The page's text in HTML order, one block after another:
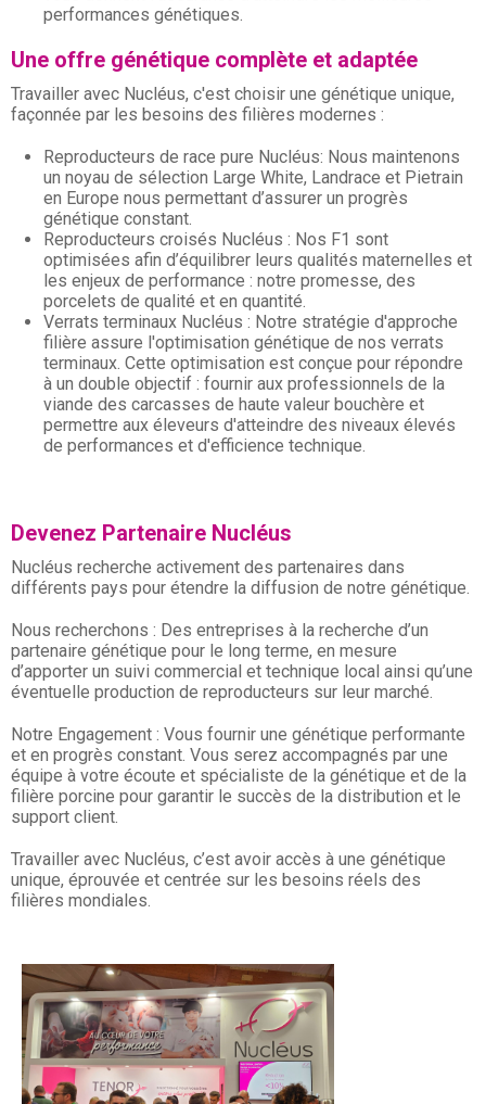
performances génétiques.
Une offre génétique complète et adaptée
Travailler avec Nucléus, c'est choisir une génétique unique,
façonnée par les besoins des filières modernes :
Reproducteurs de race pure Nucléus: Nous maintenons
un noyau de sélection Large White, Landrace et Pietrain
en Europe nous permettant d’assurer un progrès
génétique constant.
Reproducteurs croisés Nucléus : Nos F1 sont
optimisées afin d’équilibrer leurs qualités maternelles et
les enjeux de performance : notre promesse, des
porcelets de qualité et en quantité.
Verrats terminaux Nucléus : Notre stratégie d'approche
filière assure l'optimisation génétique de nos verrats
terminaux. Cette optimisation est conçue pour répondre
à un double objectif : fournir aux professionnels de la
viande des carcasses de haute valeur bouchère et
permettre aux éleveurs d'atteindre des niveaux élevés
de performances et d'efficience technique.
Devenez Partenaire Nucléus
Nucléus recherche activement des partenaires dans
différents pays pour étendre la diffusion de notre génétique.
Nous recherchons : Des entreprises à la recherche d’un
partenaire génétique pour le long terme, en mesure
d’apporter un suivi commercial et technique local ainsi qu’une
éventuelle production de reproducteurs sur leur marché.
Notre Engagement : Vous fournir une génétique performante
et en progrès constant. Vous serez accompagnés par une
équipe à votre écoute et spécialiste de la génétique et de la
filière porcine pour garantir le succès de la distribution et le
support client.
Travailler avec Nucléus, c’est avoir accès à une génétique
unique, éprouvée et centrée sur les besoins réels des
filières mondiales.